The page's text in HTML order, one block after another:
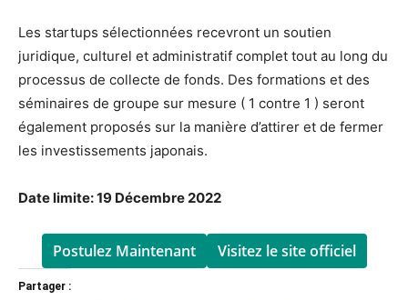
Les startups sélectionnées recevront un soutien
juridique, culturel et administratif complet tout au long du
processus de collecte de fonds. Des formations et des
séminaires de groupe sur mesure ( 1 contre 1 ) seront
également proposés sur la manière d’attirer et de fermer
les investissements japonais.
Date limite: 19 Décembre 2022
Postulez Maintenant Visitez le site officiel
Partager :